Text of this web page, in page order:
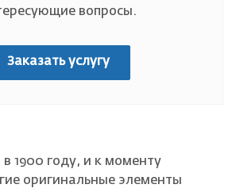
вопросы.
Заказать услугу
1900 году, и к моменту
оригинальные элементы